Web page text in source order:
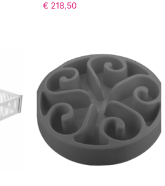
€ 218,50